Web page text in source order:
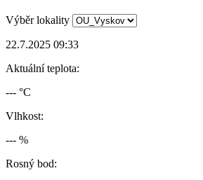
Výběr lokality
22.7.2025 09:33
Aktuální teplota:
--- °C
Vlhkost:
--- %
Rosný bod: